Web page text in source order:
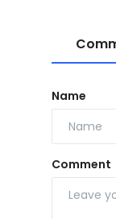
Name
Comment